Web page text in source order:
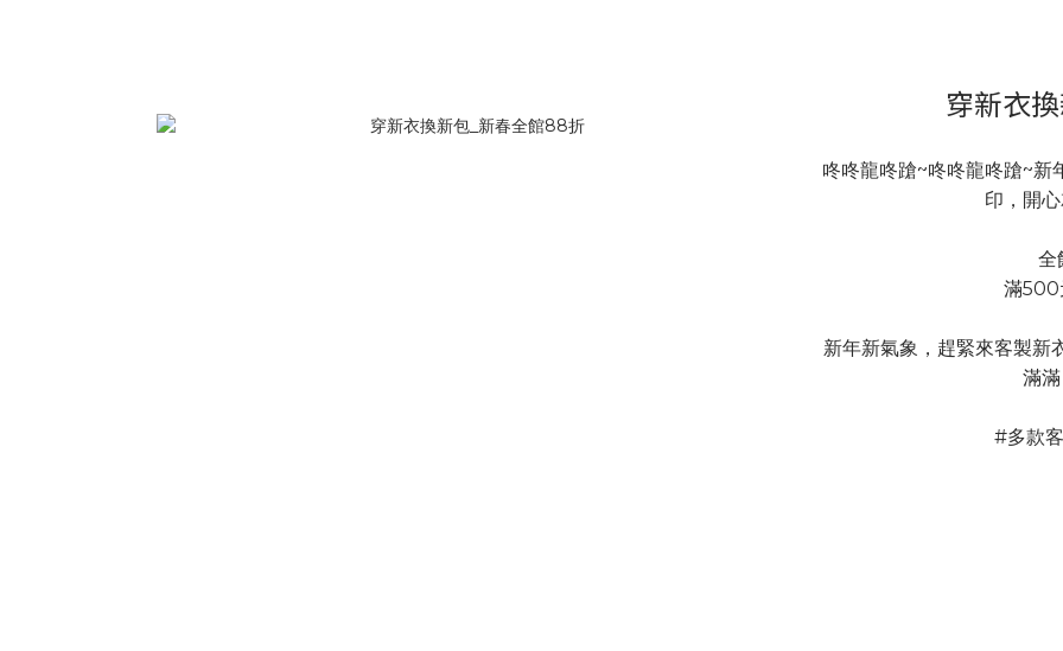
穿新衣
咚咚龍咚蹌~咚咚龍咚蹌~新
印，開
全
滿500
新年新氣象，趕緊來客製新
滿
#多款